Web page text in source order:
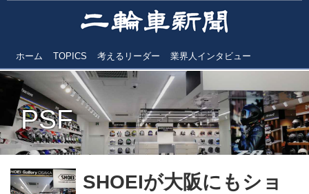
ホーム TOPICS 考えるリーダー 業界人インタビュー
PSF
SHOEIが大阪にもショ